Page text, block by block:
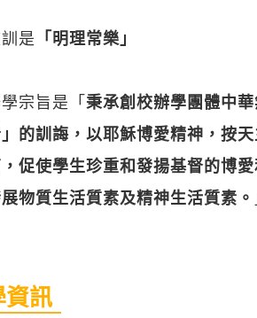
是 「明理常樂」
宗旨是「秉承創校辦學團體中
的訓誨，以耶穌博愛精神，按
促使學生珍重和發揚基督的博
物質生活質素及精神生活質素。
資訊